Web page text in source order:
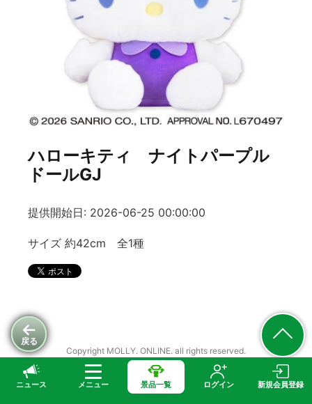
ニュース メニュー 景品一覧 ログイン 新規会員登録
戻る
ハローキティ ナイトパープル
ドールGJ
提供開始日: 2026-06-25 00:00:00
サイズ 約42cm 全1種
Copyright MOLLY. ONLINE. all rights reserved.